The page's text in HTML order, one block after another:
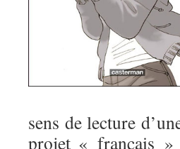
sens de lecture
projet « français »